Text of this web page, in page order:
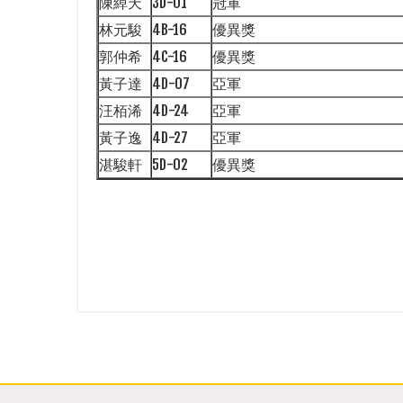
林元駿
4B-16
優異獎
郭仲希 4C-16
優異獎
黃子達
4D-07
亞軍
汪栢浠 4D-24
亞軍
黃子逸
4D-27
亞軍
湛駿軒 5D-02 優異獎